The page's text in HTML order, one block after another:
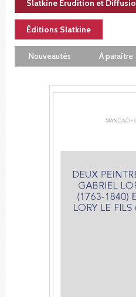
Slatkine Érudition et
Éditions Slatkine
Nouveautés À paraître